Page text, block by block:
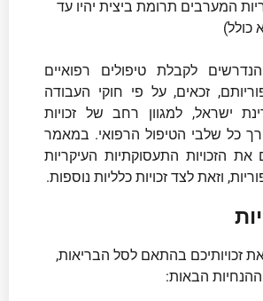
המערבים תרומת ביצית יהיו עד
לקבלת טיפולים רפואיים
זכאים, על פי חוקי העבודה
ישראל, למגוון רחב של זכויות
כל שלבי הטיפול הרפואי. במאמר
את הזכויות התעסוקתיות העיקריות
וזאת לצד זכויות כלליות נוספות.
זכויותיכם בהתאם לסל הבריאות,
הבאות: